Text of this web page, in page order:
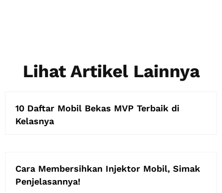
Lihat Artikel Lainnya
10 Daftar Mobil Bekas MVP Terbaik di
Kelasnya
Cara Membersihkan Injektor Mobil, Simak
Penjelasannya!